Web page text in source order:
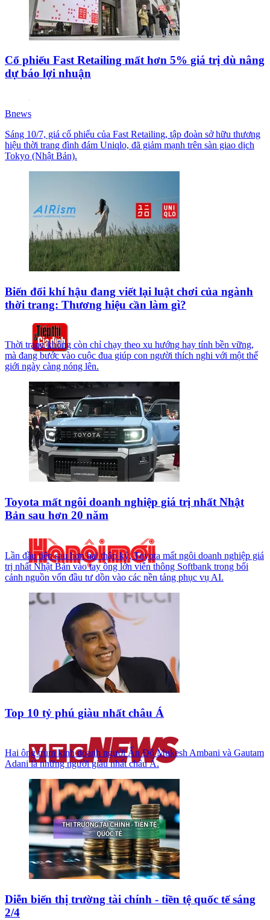
Cổ phiếu Fast Retailing mất hơn 5% giá trị dù nâng
dự báo lợi nhuận
Bnews
Sáng 10/7, giá cổ phiếu của Fast Retailing, tập đoàn sở hữu thương
hiệu thời trang đình đám Uniqlo, đã giảm mạnh trên sàn giao dịch
Tokyo (Nhật Bản).
Biến đổi khí hậu đang viết lại luật chơi của ngành
thời trang: Thương hiệu cần làm gì?
Thời trang không còn chỉ chạy theo xu hướng hay tính bền vững,
mà đang bước vào cuộc đua giúp con người thích nghi với một thế
giới ngày càng nóng lên.
Toyota mất ngôi doanh nghiệp giá trị nhất Nhật
Bản sau hơn 20 năm
Lần đầu tiên sau hơn hai thập kỷ, Toyota mất ngôi doanh nghiệp giá
trị nhất Nhật Bản vào tay ông lớn viễn thông Softbank trong bối
cảnh nguồn vốn đầu tư dồn vào các nền tảng phục vụ AI.
Top 10 tỷ phú giàu nhất châu Á
Hai ông trùm kinh doanh người Ấn Độ Mukesh Ambani và Gautam
Adani là những người giàu nhất châu Á.
Diễn biến thị trường tài chính - tiền tệ quốc tế sáng
2/4